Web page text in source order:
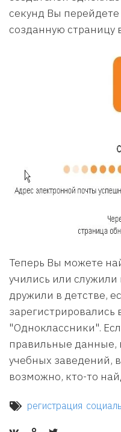
секунд Вы
созданную страницу
Теперь Вы можете
учились или
дружили в детстве,
зарегистрировались
"Одноклассники".
правильные данные,
учебных заведений,
возможно, кто-то
регистрация